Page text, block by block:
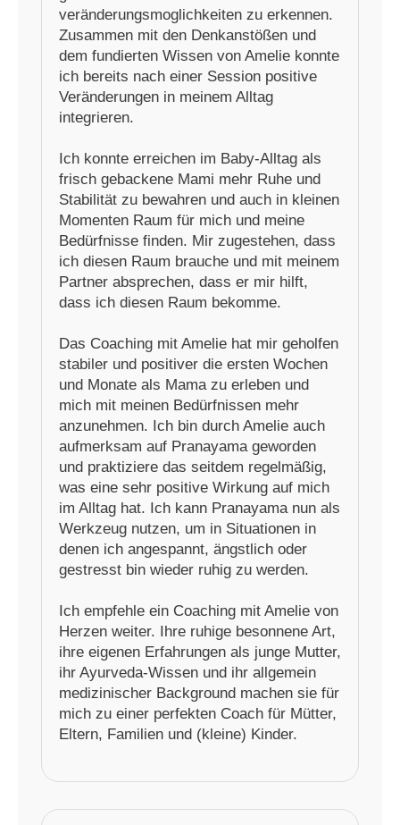
veränderungsmoglichkeiten zu erkennen.
Zusammen mit den Denkanstößen und
dem fundierten Wissen von Amelie konnte
ich bereits nach einer Session positive
Veränderungen in meinem Alltag
integrieren.
Ich konnte erreichen im Baby-Alltag als
frisch gebackene Mami mehr Ruhe und
Stabilität zu bewahren und auch in kleinen
Momenten Raum für mich und meine
Bedürfnisse finden. Mir zugestehen, dass
ich diesen Raum brauche und mit meinem
Partner absprechen, dass er mir hilft,
dass ich diesen Raum bekomme.
Das Coaching mit Amelie hat mir geholfen
stabiler und positiver die ersten Wochen
und Monate als Mama zu erleben und
mich mit meinen Bedürfnissen mehr
anzunehmen. Ich bin durch Amelie auch
aufmerksam auf Pranayama geworden
und praktiziere das seitdem regelmäßig,
was eine sehr positive Wirkung auf mich
im Alltag hat. Ich kann Pranayama nun als
Werkzeug nutzen, um in Situationen in
denen ich angespannt, ängstlich oder
gestresst bin wieder ruhig zu werden.
Ich empfehle ein Coaching mit Amelie von
Herzen weiter. Ihre ruhige besonnene Art,
ihre eigenen Erfahrungen als junge Mutter,
ihr Ayurveda-Wissen und ihr allgemein
medizinischer Background machen sie für
mich zu einer perfekten Coach für Mütter,
Eltern, Familien und (kleine) Kinder.